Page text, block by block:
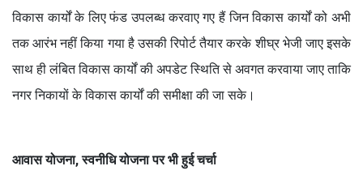
विकास कार्यों के लिए फंड उपलब्ध करवाए गए हैं जिन विकास कार्यों को अभी
तक आरंभ नहीं किया गया है उसकी रिपोर्ट तैयार करके शीघ्र भेजी जाए इसके
साथ ही लंबित विकास कार्यों की अपडेट स्थिति से अवगत करवाया जाए ताकि
नगर निकायों के विकास कार्यों की समीक्षा की जा सके।
आवास योजना, स्वनीधि योजना पर भी हुई चर्चा